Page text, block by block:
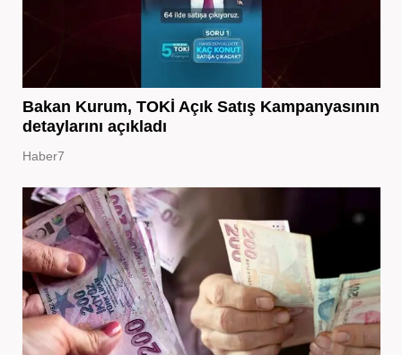
Bakan Kurum, TOKİ Açık Satış Kampanyasının
detaylarını açıkladı
Haber7